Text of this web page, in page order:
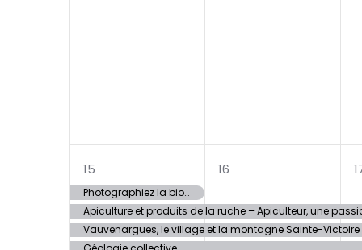
4
évènements,
15
Photographiez la biodiversité aixoise avec le Muséum
Apiculture et produits de la ruche – Apiculteur, une
Vauvenargues, le village et la montagne Sainte-Victoire
3
16